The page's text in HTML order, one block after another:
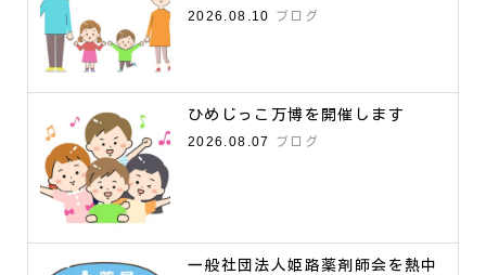
2026.08.10
ブログ
ひめじっこ万博を開催します
2026.08.07
ブログ
一般社団法人姫路薬剤師会を熱中